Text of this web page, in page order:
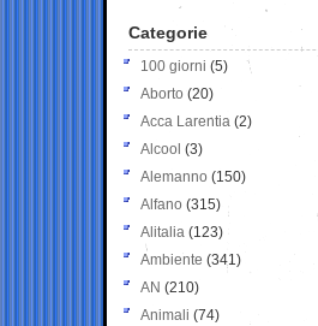
Categorie
100 giorni (5)
Aborto (20)
Acca Larentia (2)
Alcool (3)
Alemanno (150)
Alfano (315)
Alitalia (123)
Ambiente (341)
AN (210)
Animali (74)